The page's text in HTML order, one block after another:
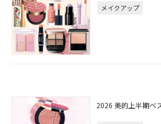
メイクアップ
2026 美的上半期ベ